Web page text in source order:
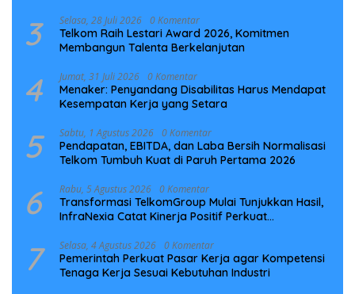
3 Selasa, 28 Juli 2026 0 Komentar
Telkom Raih Lestari Award 2026, Komitmen
Membangun Talenta Berkelanjutan
4 Jumat, 31 Juli 2026 0 Komentar
Menaker: Penyandang Disabilitas Harus Mendapat
Kesempatan Kerja yang Setara
5 Sabtu, 1 Agustus 2026 0 Komentar
Pendapatan, EBITDA, dan Laba Bersih Normalisasi
Telkom Tumbuh Kuat di Paruh Pertama 2026
6 Rabu, 5 Agustus 2026 0 Komentar
Transformasi TelkomGroup Mulai Tunjukkan Hasil,
InfraNexia Catat Kinerja Positif Perkuat
7 Selasa, 4 Agustus 2026 0 Komentar
Pemerintah Perkuat Pasar Kerja agar Kompetensi
Tenaga Kerja Sesuai Kebutuhan Industri